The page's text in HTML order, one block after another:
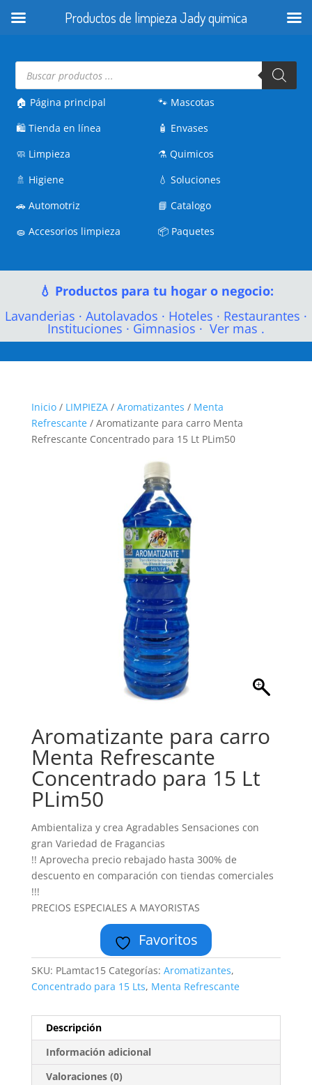
Búsqueda
productos
🏠 Página principal
🛍️Tienda en línea
🧼 Limpieza
🚿 Higiene
🚗Automotriz
🧽Accesorios limpieza
🐾 Mascotas
🧴 Envases
⚗️Quimicos
💧Soluciones
📘Catalogo
📦 Paquetes
💧 Productos para tu hogar o negocio:
Lavanderias · Autolavados · Hoteles · Restaurantes ·
Instituciones · Gimnasios · Ver mas .
Inicio/ LIMPIEZA/ Aromatizantes / Menta
Refrescante/ Aromatizante para carro Menta
Refrescante Concentrado para 15 Lt PLim50
Aromatizante para carro
Menta Refrescante
Concentrado para 15 Lt
PLim50
Ambientaliza y crea Agradables Sensaciones con
gran Variedad de Fragancias
!! Aprovecha precio rebajado hasta 300% de
descuento en comparación con tiendas comerciales
!!!
PRECIOS ESPECIALES A MAYORISTAS
Favoritos
SKU: PLamtac15 Categorías: Aromatizantes,
Concentrado para 15 Lts, Menta Refrescante
Descripción
Información adicional
Valoraciones (0)
Productos de limpieza Jady quimica